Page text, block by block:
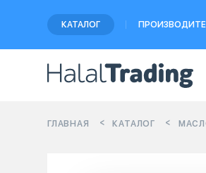
КАТАЛОГ
ГЛАВНАЯ КАТАЛОГ